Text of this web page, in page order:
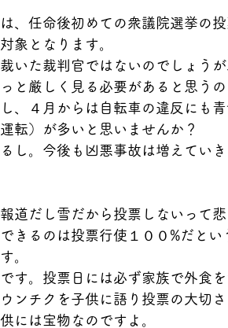
、任命後初めての衆議院選挙の
象となります。
いた裁判官ではないのでしょう
と厳しく見る必要があると思うの
、４月からは自転車の違反にも
転）が多いと思いませんか？
し。今後も凶悪事故は増えてい
道だし雪だから投票しないって
きるのは投票行使１００%だとい
。
す。投票日には必ず家族で外食を
ンチクを子供に語り投票の大切さ
には宝物なのですよ。